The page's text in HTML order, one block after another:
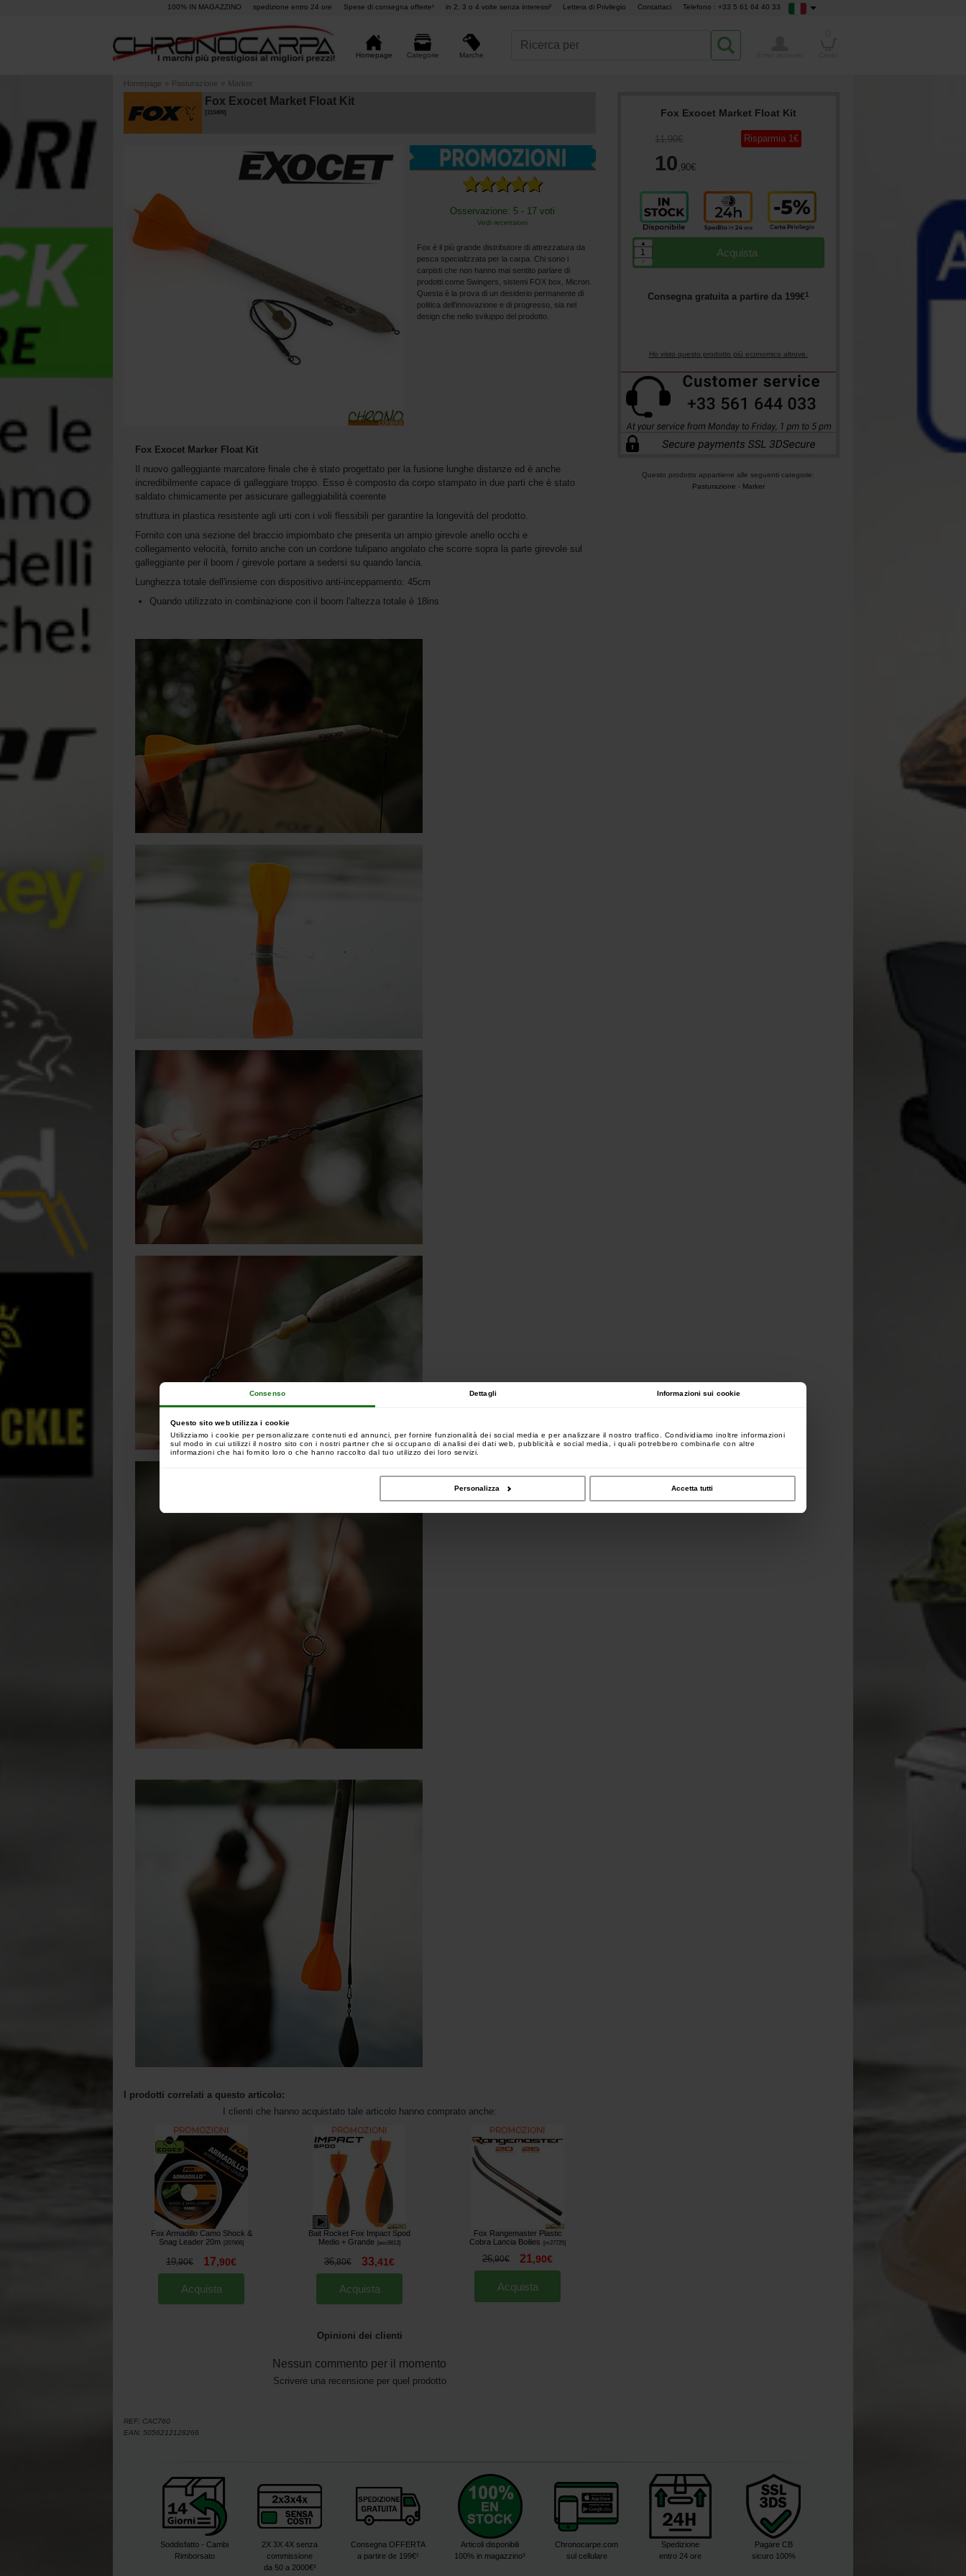
Consenso Dettagli Informazioni sui cookie
Questo sito web utilizza i cookie
Utilizziamo i cookie per personalizzare contenuti ed annunci, per fornire funzionalità dei social media e per analizzare il nostro traffico. Condividiamo inoltre informazioni
sul modo in cui utilizzi il nostro sito con i nostri partner che si occupano di analisi dei dati web, pubblicità e social media, i quali potrebbero combinarle con altre
informazioni che hai fornito loro o che hanno raccolto dal tuo utilizzo dei loro servizi.
Personalizza Accetta tutti
100% IN MAGAZZINO spedizione entro 24 ore Spese di consegna offerte¹ in 2, 3 o 4 volte senza interessi² Lettera di Privilegio Contattaci Telefono : +33 5 61 64 40 33
Homepage Categorie Marche
Homepage » Pasturazione » Marker
Fox Exocet Market Float Kit
213499]
Osservazione: 5 - 17 voti
Vedi recensioni
Fox è il più grande distributore di attrezzatura da
pesca specializzata per la carpa. Chi sono i
carpisti che non hanno mai sentito parlare di
prodotti come Swingers, sistemi FOX box, Micron.
Questa è la prova di un desiderio permanente di
politica dell'innovazione e di progresso, sia nel
design che nello sviluppo del prodotto.
Fox Exocet Market Float Kit
11,90€
10,90€
Risparmia 1€
Acquista
▲
Consegna gratuita a partire da 199€1
Ho visto questo prodotto più economico altrove.
Questo prodotto appartiene alle seguenti categorie:
Pasturazione - Marker
Fox Exocet Marker Float Kit
Il nuovo galleggiante marcatore finale che è stato progettato per la fusione lunghe distanze ed è anche
incredibilmente capace di galleggiare troppo. Esso è composto da corpo stampato in due parti che è stato
saldato chimicamente per assicurare galleggiabilità coerente
struttura in plastica resistente agli urti con i voli flessibili per garantire la longevità del prodotto.
Fornito con una sezione del braccio impiombato che presenta un ampio girevole anello occhi e
collegamento velocità, fornito anche con un cordone tulipano angolato che scorre sopra la parte girevole sul
galleggiante per il boom / girevole portare a sedersi su quando lancia.
Lunghezza totale dell'insieme con dispositivo anti-inceppamento: 45cm
Quando utilizzato in combinazione con il boom l'altezza totale è 18ins
I prodotti correlati a questo articolo:
I clienti che hanno acquistato tale articolo hanno comprato anche:
Fox Armadillo Camo Shock &
Snag Leader 20m
207806]
19,90€ 17,90€
Acquista
Bait Rocket Fox Impact Spod
Medio + Grande
esc9813]
36,80€ 33,41€
Acquista
Fox Rangemaster Plastic
Cobra Lancia Boilies
m27725]
26,90€ 21,90€
Acquista
Opinioni dei clienti
Nessun commento per il momento
Scrivere una recensione per quel prodotto
REF: CAC760
EAN: 5056212128266
Soddisfatto - Cambi
Rimborsato
2X 3X 4X senza
commissione
da 50 a 2000€²
Consegna OFFERTA
a partire de 199€¹
Articoli disponibili
100% in magazzino³
Chronocarpe.com
sul cellulare
Spedizione
entro 24 ore
Pagare CB
sicuro 100%